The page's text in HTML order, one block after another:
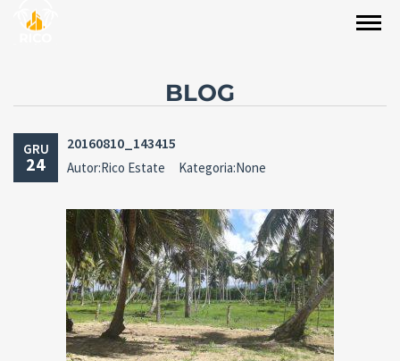
BLOG
GRU
24
20160810_143415
Autor:Rico Estate Kategoria:None